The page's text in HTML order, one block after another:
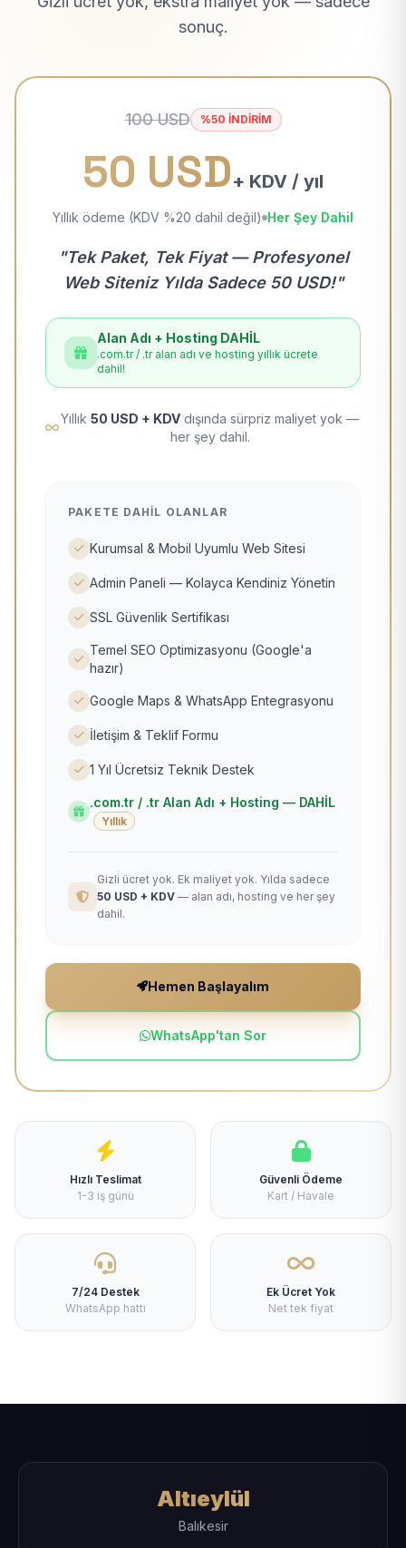
sonuç.
100 USD %50 İNDİRİM
50 USD+ KDV / yıl
Yıllık ödeme (KDV %20 dahil değil) Her Şey Dahil
"Tek Paket, Tek Fiyat — Profesyonel
Web Siteniz Yılda Sadece 50 USD!"
Alan Adı + Hosting DAHİL
.com.tr / .tr alan adı ve hosting yıllık ücrete
dahil!
Yıllık 50 USD + KDV dışında sürpriz maliyet yok —
her şey dahil.
PAKETE DAHIL OLANLAR
Kurumsal & Mobil Uyumlu Web Sitesi
Admin Paneli — Kolayca Kendiniz Yönetin
SSL Güvenlik Sertifikası
Temel SEO Optimizasyonu (Google'a
hazır)
Google Maps & WhatsApp Entegrasyonu
İletişim & Teklif Formu
1 Yıl Ücretsiz Teknik Destek
.com.tr / .tr Alan Adı + Hosting — DAHİL
Yıllık
Gizli ücret yok. Ek maliyet yok. Yılda sadece
50 USD + KDV — alan adı, hosting ve her şey
dahil.
Hemen Başlayalım
WhatsApp'tan Sor
Hızlı Teslimat
1-3 iş günü
Güvenli Ödeme
Kart / Havale
7/24 Destek
WhatsApp hattı
Ek Ücret Yok
Net tek fiyat
Altıeylül
Balıkesir